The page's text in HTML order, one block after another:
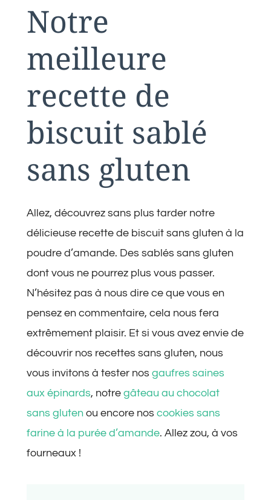
Notre
meilleure
recette de
biscuit sablé
sans gluten
Allez, découvrez sans plus tarder notre
délicieuse recette de biscuit sans gluten à la
poudre d’amande. Des sablés sans gluten
dont vous ne pourrez plus vous passer.
N’hésitez pas à nous dire ce que vous en
pensez en commentaire, cela nous fera
extrêmement plaisir. Et si vous avez envie de
découvrir nos recettes sans gluten, nous
vous invitons à tester nos gaufres saines
aux épinards, notre gâteau au chocolat
sans gluten ou encore nos cookies sans
farine à la purée d’amande. Allez zou, à vos
fourneaux !